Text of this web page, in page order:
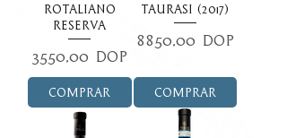
Rotaliano
Reserva
Precio
3550,00 DOP
Comprar
Taurasi (2017)
Precio
8850,00 DOP
Comprar